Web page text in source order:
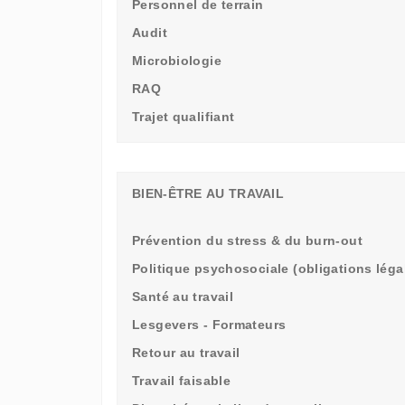
Personnel de terrain
Audit
Microbiologie
RAQ
Trajet qualifiant
BIEN-ÊTRE AU TRAVAIL
Prévention du stress & du burn-out
Politique psychosociale (obligations
Santé au travail
Lesgevers - Formateurs
Retour au travail
Travail faisable